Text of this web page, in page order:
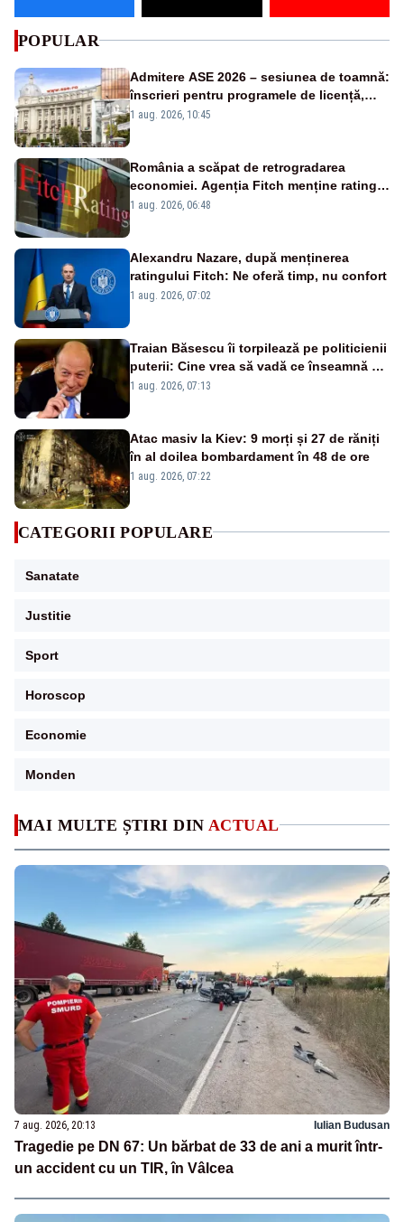
MAI MULTE ȘTIRI DIN ACTUAL
7 aug. 2026, 20:13 Iulian Budusan
Tragedie pe DN 67: Un bărbat de 33 de ani a murit într-
un accident cu un TIR, în Vâlcea
POPULAR
Admitere ASE 2026 – sesiunea de toamnă:
înscrieri pentru programele de licență,
masterat și doctorat
1 aug. 2026, 10:45
România a scăpat de retrogradarea
economiei. Agenția Fitch menține ratingul
„BBB-” cu perspectivă negativă
1 aug. 2026, 06:48
Alexandru Nazare, după menținerea
ratingului Fitch: Ne oferă timp, nu confort
1 aug. 2026, 07:02
Traian Băsescu îi torpilează pe politicienii
puterii: Cine vrea să vadă ce înseamnă să
fii prost, se uită la România
1 aug. 2026, 07:13
Atac masiv la Kiev: 9 morți și 27 de răniți
în al doilea bombardament în 48 de ore
1 aug. 2026, 07:22
CATEGORII POPULARE
Sanatate
Justitie
Sport
Horoscop
Economie
Monden